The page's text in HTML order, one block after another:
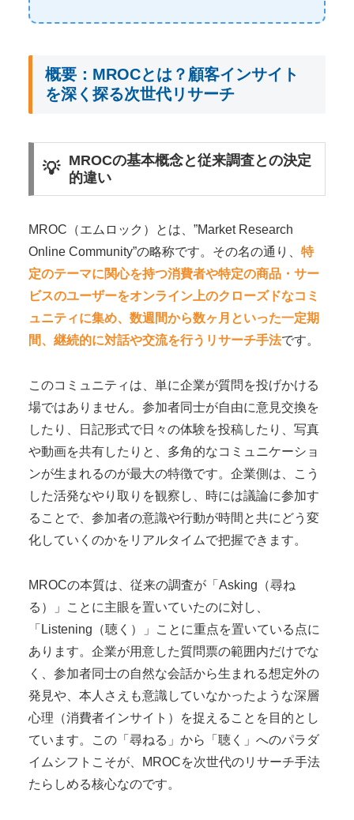
概要：MROCとは？顧客インサイト
を深く探る次世代リサーチ
MROCの基本概念と従来調査との決定
的違い
MROC（エムロック）とは、”Market Research
Online Community”の略称です。その名の通り、 特
定のテーマに関心を持つ消費者や特定の商品・サー
ビスのユーザーをオンライン上のクローズドなコミ
ュニティに集め、数週間から数ヶ月といった一定期
間、継続的に対話や交流を行うリサーチ手法です。
このコミュニティは、単に企業が質問を投げかける
場ではありません。参加者同士が自由に意見交換を
したり、日記形式で日々の体験を投稿したり、写真
や動画を共有したりと、多角的なコミュニケーショ
ンが生まれるのが最大の特徴です。企業側は、こう
した活発なやり取りを観察し、時には議論に参加す
ることで、参加者の意識や行動が時間と共にどう変
化していくのかをリアルタイムで把握できます。
MROCの本質は、従来の調査が「Asking（尋ね
る）」ことに主眼を置いていたのに対し、
「Listening（聴く）」ことに重点を置いている点に
あります。企業が用意した質問票の範囲内だけでな
く、参加者同士の自然な会話から生まれる想定外の
発見や、本人さえも意識していなかったような深層
心理（消費者インサイト）を捉えることを目的とし
ています。この「尋ねる」から「聴く」へのパラダ
イムシフトこそが、MROCを次世代のリサーチ手法
たらしめる核心なのです。